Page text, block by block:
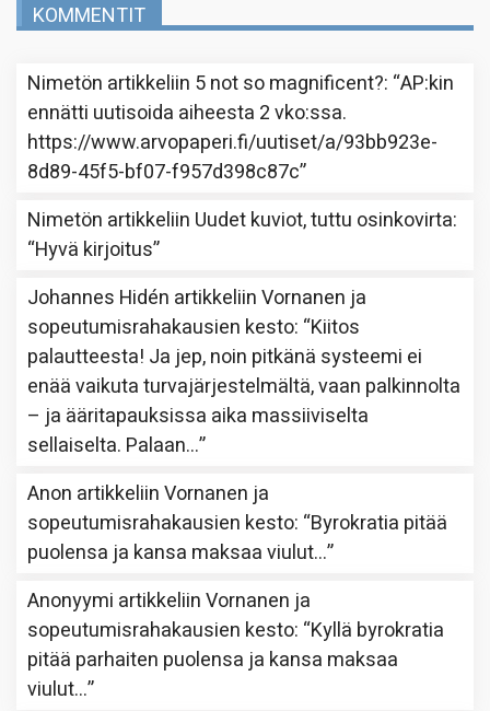
KOMMENTIT
Nimetön artikkeliin 5 not so magnificent?: “AP:kin
ennätti uutisoida aiheesta 2 vko:ssa.
https://www.arvopaperi.fi/uutiset/a/93bb923e-
8d89-45f5-bf07-f957d398c87c”
Nimetön artikkeliin Uudet kuviot, tuttu osinkovirta:
“Hyvä kirjoitus”
Johannes Hidén artikkeliinVornanen ja
sopeutumisrahakausien kesto: “Kiitos
palautteesta! Ja jep, noin pitkänä systeemi ei
enää vaikuta turvajärjestelmältä, vaan palkinnolta
– ja ääritapauksissa aika massiiviselta
sellaiselta. Palaan…”
Anon artikkeliinVornanen ja
sopeutumisrahakausien kesto: “Byrokratia pitää
puolensa ja kansa maksaa viulut…”
Anonyymi artikkeliinVornanen ja
sopeutumisrahakausien kesto: “Kyllä byrokratia
pitää parhaiten puolensa ja kansa maksaa
viulut…”